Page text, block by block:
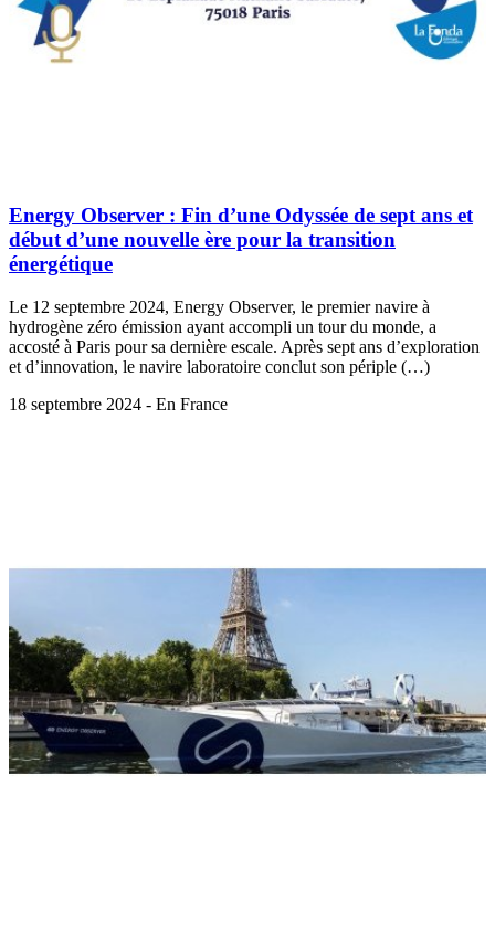
Energy Observer : Fin d’une Odyssée de sept ans et
début d’une nouvelle ère pour la transition
énergétique
Le 12 septembre 2024, Energy Observer, le premier navire à
hydrogène zéro émission ayant accompli un tour du monde, a
accosté à Paris pour sa dernière escale. Après sept ans d’exploration
et d’innovation, le navire laboratoire conclut son périple (…)
18 septembre 2024 - En France